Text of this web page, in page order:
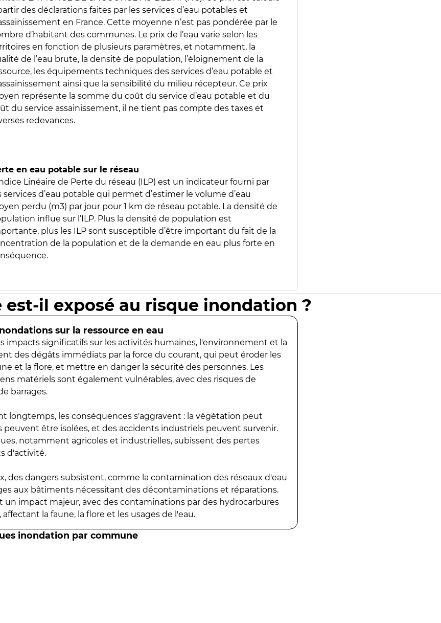
des déclarations faites par les services d’eau potables et
en France. Cette moyenne n’est pas pondérée par le
d’habitant des communes. Le prix de l’eau varie selon les
en fonction de plusieurs paramètres, et notamment, la
de l’eau brute, la densité de population, l’éloignement de la
les équipements techniques des services d’eau potable et
ainsi que la sensibilité du milieu récepteur. Ce prix
représente la somme du coût du service d’eau potable et du
du service assainissement, il ne tient pas compte des taxes et
redevances.
en eau potable sur le réseau
Linéaire de Perte du réseau (ILP) est un indicateur fourni par
services d’eau potable qui permet d’estimer le volume d’eau
perdu (m3) par jour pour 1 km de réseau potable. La densité de
influe sur l’ILP. Plus la densité de population est
plus les ILP sont susceptible d’être important du fait de la
de la population et de la demande en eau plus forte en
il exposé au risque inondation ?
sur la ressource en eau
impacts significatifs sur les activités humaines, l'environnement et la
des dégâts immédiats par la force du courant, qui peut éroder les
et la flore, et mettre en danger la sécurité des personnes. Les
matériels sont également vulnérables, avec des risques de
barrages.
longtemps, les conséquences s'aggravent : la végétation peut
peuvent être isolées, et des accidents industriels peuvent survenir.
notamment agricoles et industrielles, subissent des pertes
d'activité.
des dangers subsistent, comme la contamination des réseaux d'eau
aux bâtiments nécessitant des décontaminations et réparations.
un impact majeur, avec des contaminations par des hydrocarbures
la faune, la flore et les usages de l'eau.
inondation par commune